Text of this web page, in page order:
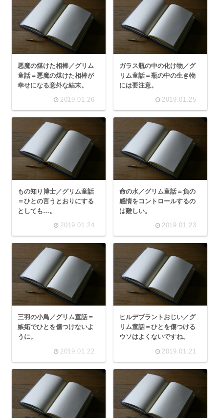
悪魔の煤けた相棒／グリム
童話＝悪魔の煤けた相棒が
幸せになる意外な結末。
2019.01.26
ガラス瓶の中の化け物／グ
リム童話＝瓶の中の生き物
には要注意。
2019.01.25
もの知り博士／グリム童話
＝ひとの言うとおりにする
としても…。
2019.01.24
命の水／グリム童話＝負の
感情をコントロールするの
は難しい。
2019.01.23
三羽の小鳥／グリム童話＝
嫉妬でひとを傷つけないよ
うに。
2019.01.22
ヒルデブラントおじい／グ
リム童話＝ひとを傷つける
ウソはよくないですね。
2019.01.21